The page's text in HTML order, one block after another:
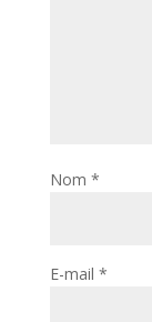
Nom *
E-mail *